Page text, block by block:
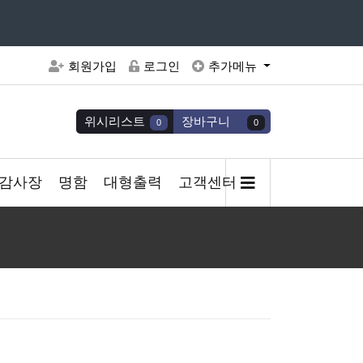
회원가입 로그인 추가메뉴
위시리스트 0 장바구니 0
사장 명함 대형출력 고객센터